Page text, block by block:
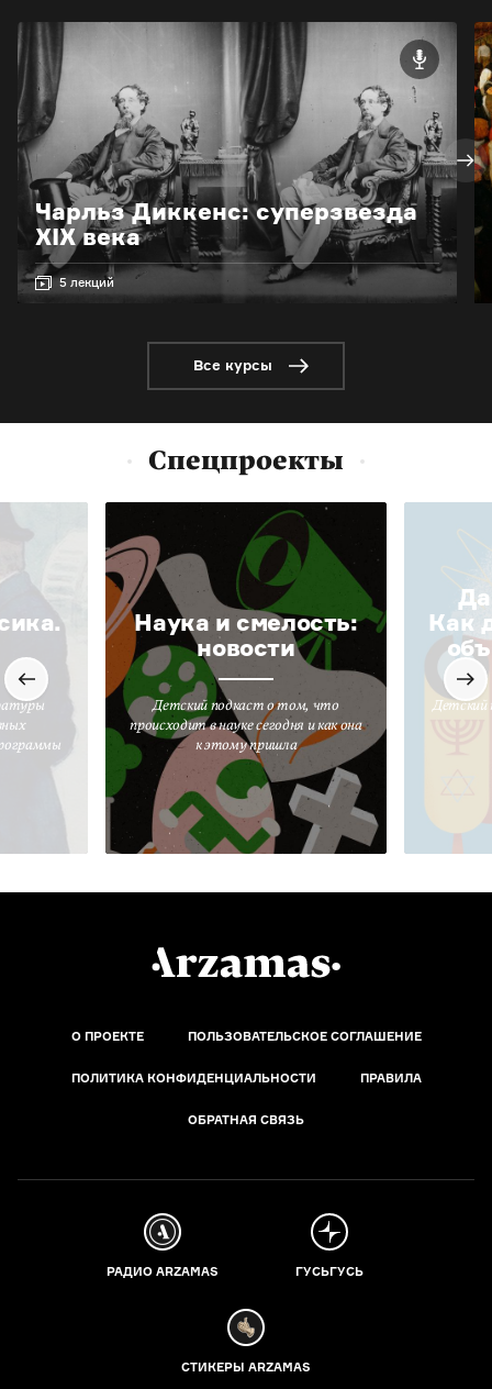
Чарльз Диккенс: суперзвезда
XIX века
5 лекций
Все курсы
Спецпроекты
Наука и смелость:
новости
Детский подкаст о том, что
происходит в науке сегодня и как она
к этому пришла
Да
Как
Детский
О ПРОЕКТЕ ПОЛЬЗОВАТЕЛЬСКОЕ СОГЛАШЕНИЕ
ПОЛИТИКА КОНФИДЕНЦИАЛЬНОСТИ ПРАВИЛА
ОБРАТНАЯ СВЯЗЬ
РАДИО ARZAMAS ГУСЬГУСЬ
СТИКЕРЫ ARZAMAS